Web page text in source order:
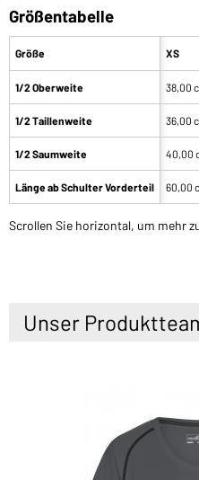
Größentabelle
Größe
1/2 Oberweite
1/2 Taillenweite
1/2 Saumweite
Länge ab Schulter Vorderteil
XS
38,00
36,00
40,00
60,00
Scrollen Sie horizontal, um mehr
Unser